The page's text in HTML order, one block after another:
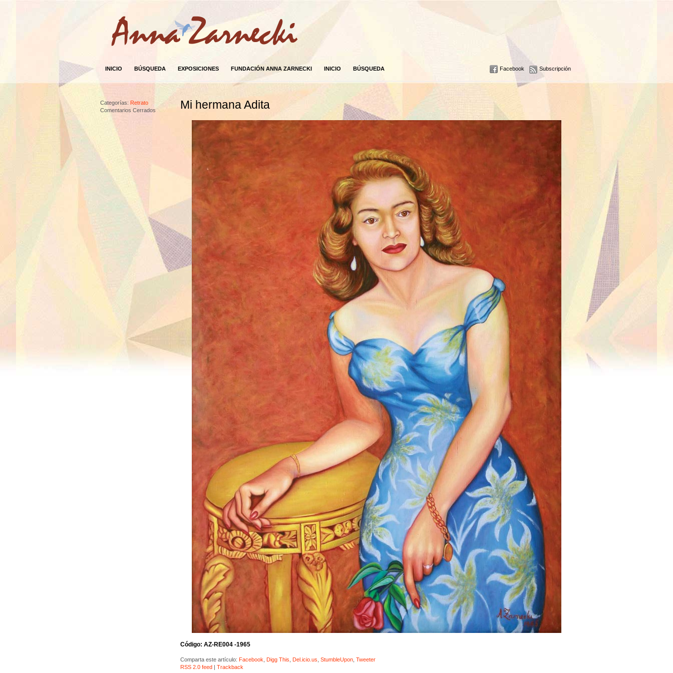
Subscripción
Facebook
INICIO BÚSQUEDA EXPOSICIONES FUNDACIÓN ANNA ZARNECKI INICIO BÚSQUEDA
Categorías: Retrato
Comentarios Cerrados
Mi hermana Adita
Código: AZ-RE004 -1965
Comparta este artículo: Facebook Digg This Del.icio.us StumbleUpon, Tweeter
RSS 2.0 feed| Trackback